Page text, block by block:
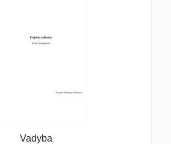
Vadyba